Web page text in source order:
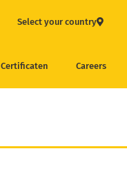
Select your country
Certificaten Careers